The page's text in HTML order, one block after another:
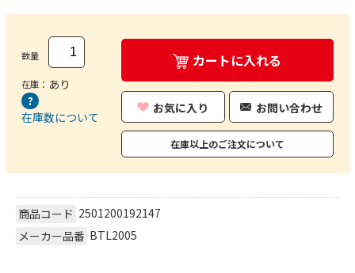
数量
在庫： あり
在庫数について
カートに入れる
お気に入り お問い合わせ
在庫以上のご注文について
商品コード 2501200192147
メーカー品番 BTL2005